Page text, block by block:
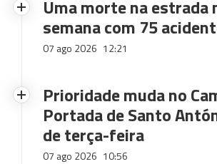
Uma morte na estrada
semana com 75
07 ago 2026 12:21
Prioridade muda no
Portada de Santo
de terça-feira
07 ago 2026 10:56